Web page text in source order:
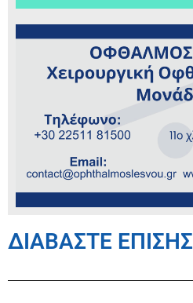
ΔΙΑΒΑΣΤΕ ΕΠΙΣΗΣ